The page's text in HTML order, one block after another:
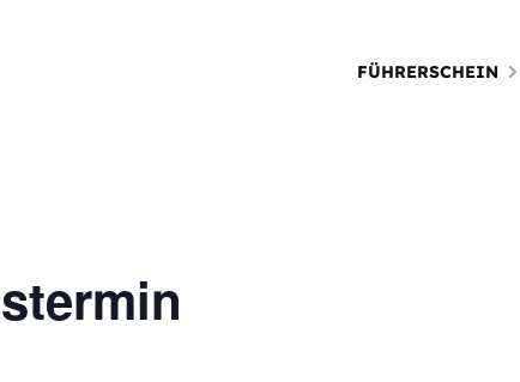
FÜHRERSCHEIN